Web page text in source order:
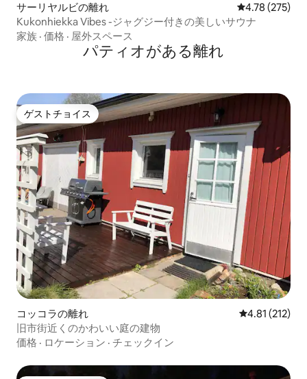
サーリヤルビの離れ レビュー275
4.78 (275)
Kukonhiekka Vibes -ジャグジー付きの美しいサウナ
家族 · 価格 · 屋外スペース
パティオがある離れ
ゲストチョイス
ゲストチョイス
コッコラの離れ レビュー212
4.81 (212)
旧市街近くのかわいい庭の建物
価格 · ロケーション · チェックイン